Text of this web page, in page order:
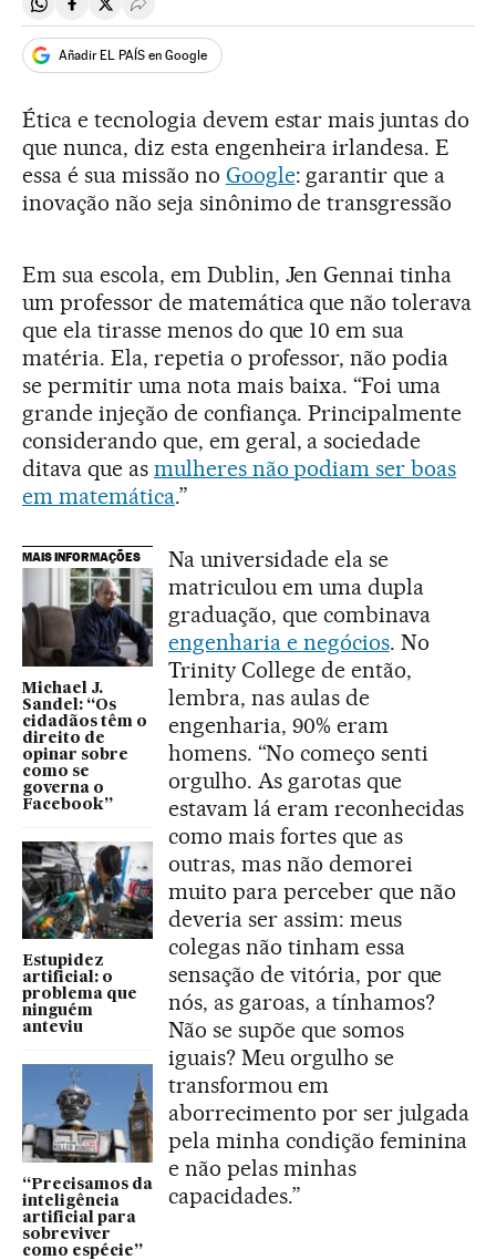
Compartir en Whatsapp
Compartir en Facebook
Compartir en Twitter
Desplegar Redes Sociales
Añadir EL PAÍS en Google
Ética e tecnologia devem estar mais juntas do
que nunca, diz esta engenheira irlandesa. E
essa é sua missão no Google: garantir que a
inovação não seja sinônimo de transgressão
Em sua escola, em Dublin, Jen Gennai tinha
um professor de matemática que não tolerava
que ela tirasse menos do que 10 em sua
matéria. Ela, repetia o professor, não podia
se permitir uma nota mais baixa. “Foi uma
grande injeção de confiança. Principalmente
considerando que, em geral, a sociedade
ditava que as mulheres não podiam ser boas
em matemática.”
MAIS INFORMAÇÕES
Michael J.
Sandel: “Os
cidadãos têm o
direito de
opinar sobre
como se
governa o
Facebook”
Estupidez
artificial: o
problema que
ninguém
anteviu
“Precisamos da
inteligência
artificial para
sobreviver
como espécie”
Na universidade ela se
matriculou em uma dupla
graduação, que combinava
engenharia e negócios. No
Trinity College de então,
lembra, nas aulas de
engenharia, 90% eram
homens. “No começo senti
orgulho. As garotas que
estavam lá eram reconhecidas
como mais fortes que as
outras, mas não demorei
muito para perceber que não
deveria ser assim: meus
colegas não tinham essa
sensação de vitória, por que
nós, as garoas, a tínhamos?
Não se supõe que somos
iguais? Meu orgulho se
transformou em
aborrecimento por ser julgada
pela minha condição feminina
e não pelas minhas
capacidades.”